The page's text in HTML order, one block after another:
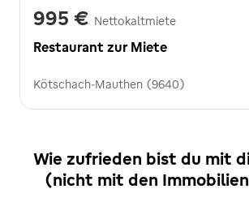
995 € Nettokaltmiete
Restaurant zur Miete
Kötschach-Mauthen (9640)
Wie zufrieden bist du mit
(nicht mit den